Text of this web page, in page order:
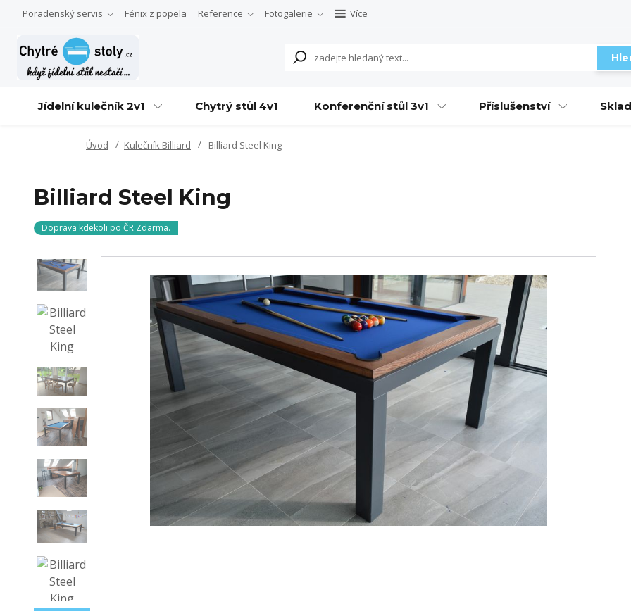
Poradenský servis Fénix z popela Reference Fotogalerie Více
Jídelní kulečník 2v1 Chytrý stůl 4v1 Konferenční stůl 3v1 Příslušenství
Úvod Kulečník Billiard Billiard Steel King
Billiard Steel King
Doprava kdekoli po ČR Zdarma.